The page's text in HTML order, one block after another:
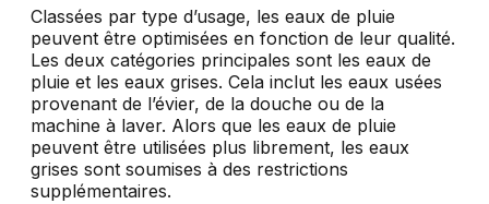
Classées par type d’usage, les eaux de pluie
peuvent être optimisées en fonction de leur qualité.
Les deux catégories principales sont les eaux de
pluie et les eaux grises. Cela inclut les eaux usées
provenant de l’évier, de la douche ou de la
machine à laver. Alors que les eaux de pluie
peuvent être utilisées plus librement, les eaux
grises sont soumises à des restrictions
supplémentaires.